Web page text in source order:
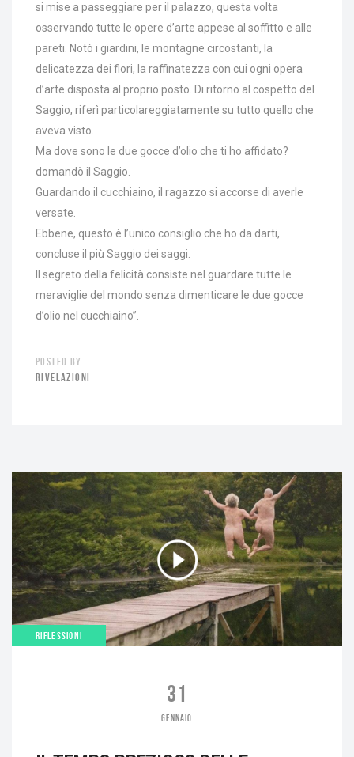
si mise a passeggiare per il palazzo, questa volta
osservando tutte le opere d’arte appese al soffitto e alle
pareti. Notò i giardini, le montagne circostanti, la
delicatezza dei fiori, la raffinatezza con cui ogni opera
d’arte disposta al proprio posto. Di ritorno al cospetto del
Saggio, riferì particolareggiatamente su tutto quello che
aveva visto.
Ma dove sono le due gocce d’olio che ti ho affidato?
domandò il Saggio.
Guardando il cucchiaino, il ragazzo si accorse di averle
versate.
Ebbene, questo è l’unico consiglio che ho da darti,
concluse il più Saggio dei saggi.
Il segreto della felicità consiste nel guardare tutte le
meraviglie del mondo senza dimenticare le due gocce
d’olio nel cucchiaino”.
POSTED BY
RIVELAZIONI
RIFLESSIONI
31
GENNAIO